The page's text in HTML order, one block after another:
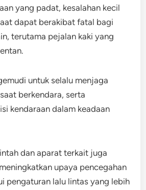
yang padat, kesalahan kecil
dapat berakibat fatal bagi
terutama pejalan kaki yang
untuk selalu menjaga
berkendara, serta
kendaraan dalam keadaan
dan aparat terkait juga
upaya pencegahan
pengaturan lalu lintas yang lebih